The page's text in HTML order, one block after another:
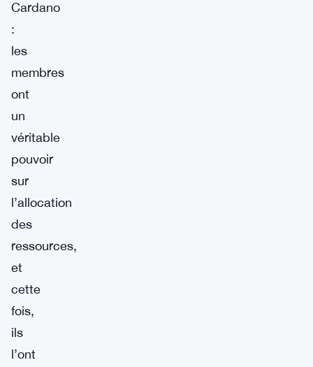
Cardano
:
les
membres
ont
un
véritable
pouvoir
sur
l’allocation
des
ressources,
et
cette
fois,
ils
l’ont